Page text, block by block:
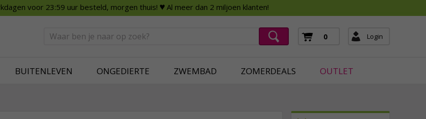
voor 23:59 uur besteld, morgen thuis! ♥ Al meer dan 2 miljoen klanten!
0 Login
BUITENLEVEN ONGEDIERTE ZWEMBAD ZOMERDEALS OUTLET
Smart Home
Deurbellen
Slimme beveiliging